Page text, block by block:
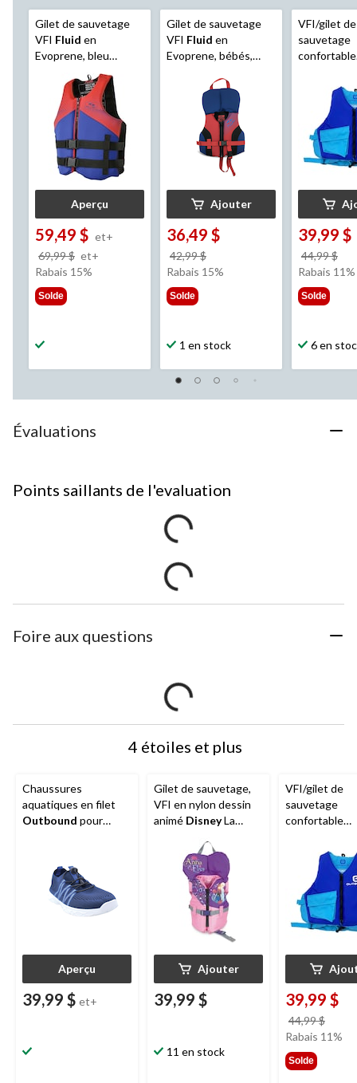
Gilet de sauvetage
VFI Fluid en
Evoprene, bleu
marine/rouge, tailles
variées
Aperçu
59,49 $ et+
69,99 $ et+
Rabais 15%
Solde
Gilet de sauvetage
VFI Fluid en
Evoprene, bébés,
Ajouter
36,49 $
42,99 $
était
Rabais 15%
Solde
1 en stock
VFI/gilet de
sauvetage
confortable
39,99 $
44,99 $
Rabais 11%
Solde
6 en
Évaluations
Points saillants de l'evaluation
Foire aux questions
4 étoiles et plus
Chaussures
aquatiques en filet
Outbound pour
d'usure qui laisse
l'eau s'écouler
Aperçu
39,99 $ et+
Gilet de sauvetage,
VFI en nylon dessin
animé DisneyLa
pour enfants
Ajouter
39,99 $
11 en stock
VFI/gilet de
sauvetage
confortable
39,99 $
44,99 $
était
Rabais 11%
Solde